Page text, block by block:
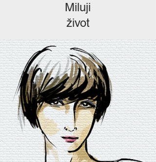
Miluji
život